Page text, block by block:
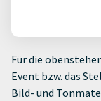
Für die
Event bzw. das
Bild- und